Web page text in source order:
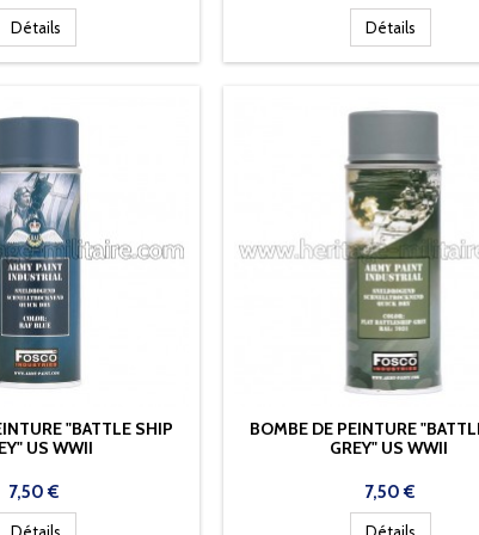
Détails Détails
"BATTLE SHIP
US WWII
Prix
7,50 €
Détails
BOMBE DE PEINTURE
GREY" US WWII
Prix
7,50 €
Détails